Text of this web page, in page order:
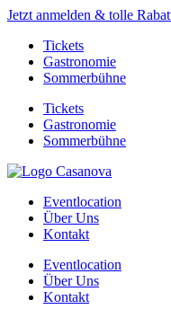
Jetzt anmelden & tolle
Tickets
Gastronomie
Sommerbühne
Tickets
Gastronomie
Sommerbühne
Eventlocation
Über Uns
Kontakt
Eventlocation
Über Uns
Kontakt